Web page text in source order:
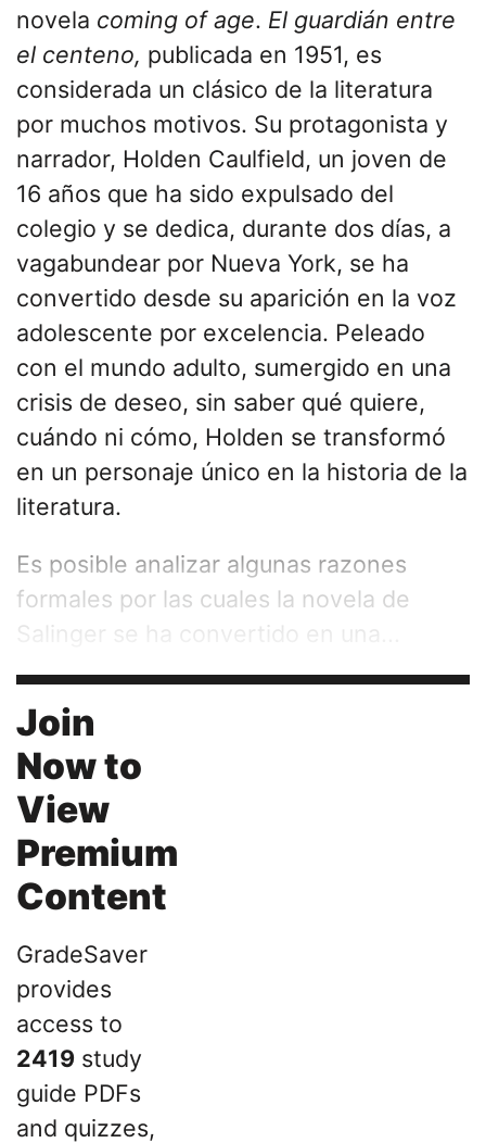
novela coming of age. El guardián entre
el centeno, publicada en 1951, es
considerada un clásico de la literatura
por muchos motivos. Su protagonista y
narrador, Holden Caulfield, un joven de
16 años que ha sido expulsado del
colegio y se dedica, durante dos días, a
vagabundear por Nueva York, se ha
convertido desde su aparición en la voz
adolescente por excelencia. Peleado
con el mundo adulto, sumergido en una
crisis de deseo, sin saber qué quiere,
cuándo ni cómo, Holden se transformó
en un personaje único en la historia de la
literatura.
Es posible analizar algunas razones
formales por las cuales la novela de
Salinger se ha convertido en una...
Join
Now to
View
Premium
Content
GradeSaver
provides
access to
2419 study
guide PDFs
and quizzes,